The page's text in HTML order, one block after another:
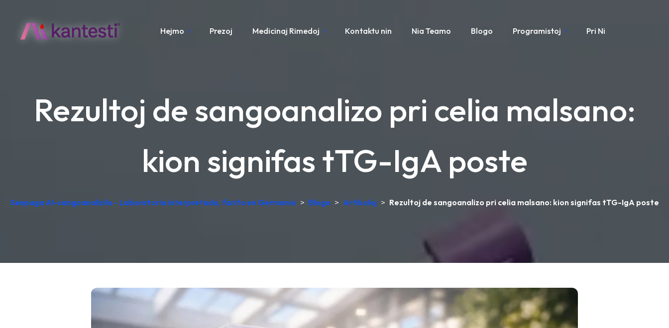
Hejmo Prezoj Medicinaj Rimedoj Kontaktu nin Nia Teamo Blogo Programistoj Pri Ni
Rezultoj de sangoanalizo pri celia malsano:
kion signifas tTG-IgA poste
Senpaga AI-sangoanalizilo - Laboratoria interpretado, farita en Germanio > Blogo > Artikoloj > Rezultoj de sangoanalizo pri celia malsano: kion signifas tTG-IgA poste